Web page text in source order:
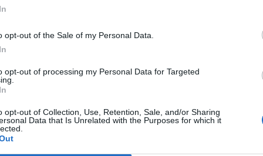
opt-out of the Sale of my Personal Data.
opt-out of processing my Personal Data for Targeted
opt-out of Collection, Use, Retention, Sale, and/or Sharing
Data that Is Unrelated with the Purposes for which it
4 Ago 2026
Lnd, il nodo ripescaggi non si
3 Ago 2026